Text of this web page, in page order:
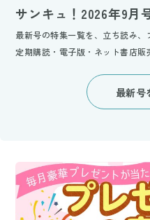
サンキュ！2026年9月
最新号の特集一覧を、立ち読み、
定期購読・電子版・ネット書店販
最新号